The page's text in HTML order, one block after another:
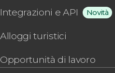
Integrazioni e API Novità
Alloggi turistici
Opportunità di lavoro